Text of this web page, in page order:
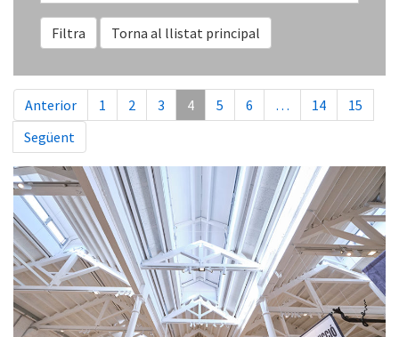
Filtra Torna al llistat principal
Anterior 1 2 3 4 5 6 … 14
15
Següent